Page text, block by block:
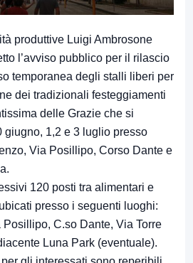
produttive Luigi Ambrosone
l’avviso pubblico per il rilascio
temporanea degli stalli liberi per
dei tradizionali festeggiamenti
delle Grazie che si
giugno, 1,2 e 3 luglio presso
Via Posillipo, Corso Dante e
120 posti tra alimentari e
presso i seguenti luoghi:
C.so Dante, Via Torre
Luna Park (eventuale).